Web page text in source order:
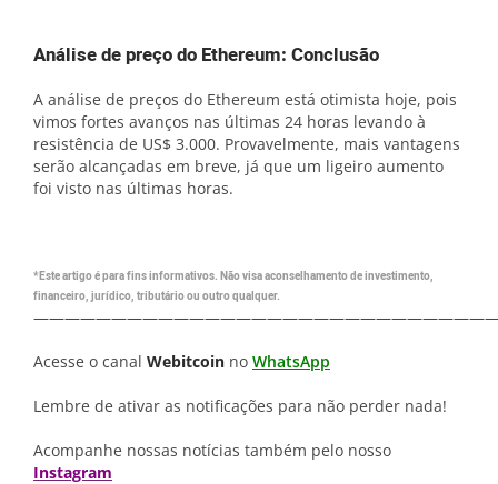
Análise de preço do Ethereum: Conclusão
A análise de preços do Ethereum está otimista hoje, pois
vimos fortes avanços nas últimas 24 horas levando à
resistência de US$ 3.000. Provavelmente, mais vantagens
serão alcançadas em breve, já que um ligeiro aumento
foi visto nas últimas horas.
*Este artigo é para fins informativos. Não visa aconselhamento de investimento,
financeiro, jurídico, tributário ou outro qualquer.
Acesse o canal Webitcoin no WhatsApp
Lembre de ativar as notificações para não perder nada!
Acompanhe nossas notícias também pelo nosso
Instagram